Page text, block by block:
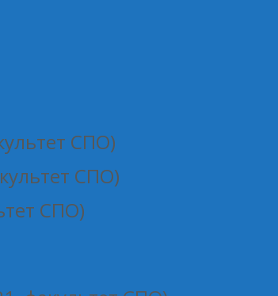
СПО)
СПО)
СПО)